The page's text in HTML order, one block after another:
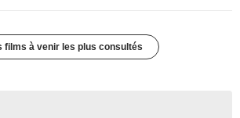
films à venir les plus consultés